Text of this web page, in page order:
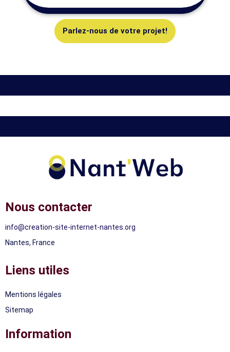
Parlez-nous de votre projet!
Nous contacter
info@creation-site-internet-nantes.org
Nantes, France
Liens utiles
Mentions légales
Sitemap
Information